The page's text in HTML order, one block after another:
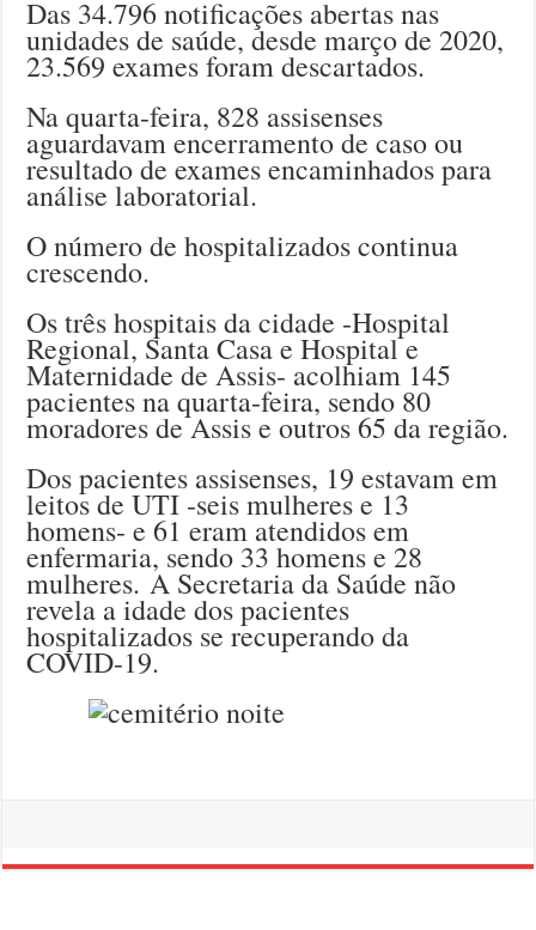
Das 34.796 notificações abertas nas
unidades de saúde, desde março de 2020,
23.569 exames foram descartados.
Na quarta-feira, 828 assisenses
aguardavam encerramento de caso ou
resultado de exames encaminhados para
análise laboratorial.
O número de hospitalizados continua
crescendo.
Os três hospitais da cidade -Hospital
Regional, Santa Casa e Hospital e
Maternidade de Assis- acolhiam 145
pacientes na quarta-feira, sendo 80
moradores de Assis e outros 65 da região.
Dos pacientes assisenses, 19 estavam em
leitos de UTI -seis mulheres e 13
homens- e 61 eram atendidos em
enfermaria, sendo 33 homens e 28
mulheres. A Secretaria da Saúde não
revela a idade dos pacientes
hospitalizados se recuperando da
COVID-19.